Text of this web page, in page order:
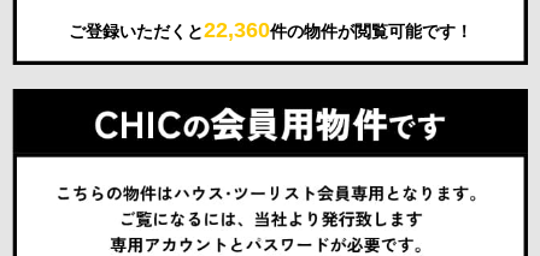
ご登録いただくと22,360件の物件が閲覧可能です！